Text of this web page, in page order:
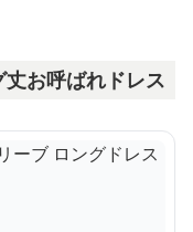
お呼ばれドレス